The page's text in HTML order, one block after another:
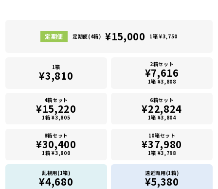
定期便(4箱) ¥15,000 1箱 ¥3,750
1箱
¥3,810
2箱セット
¥7,616
1箱 ¥3,808
4箱セット
¥15,220
1箱 ¥3,805
6箱セット
¥22,824
1箱 ¥3,804
8箱セット
¥30,400
1箱 ¥3,800
10箱セット
¥37,980
1箱 ¥3,798
乱視用(1箱)
¥4,680
遠近両用(1箱)
¥5,380